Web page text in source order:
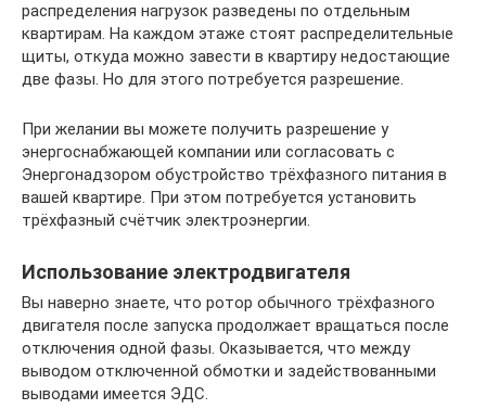
распределения нагрузок разведены по отдельным
квартирам. На каждом этаже стоят распределительные
щиты, откуда можно завести в квартиру недостающие
две фазы. Но для этого потребуется разрешение.
При желании вы можете получить разрешение у
энергоснабжающей компании или согласовать с
Энергонадзором обустройство трёхфазного питания в
вашей квартире. При этом потребуется установить
трёхфазный счётчик электроэнергии.
Использование электродвигателя
Вы наверно знаете, что ротор обычного трёхфазного
двигателя после запуска продолжает вращаться после
отключения одной фазы. Оказывается, что между
выводом отключенной обмотки и задействованными
выводами имеется ЭДС.